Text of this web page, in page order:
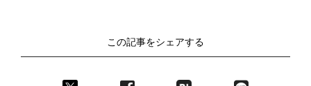
この記事をシェアする